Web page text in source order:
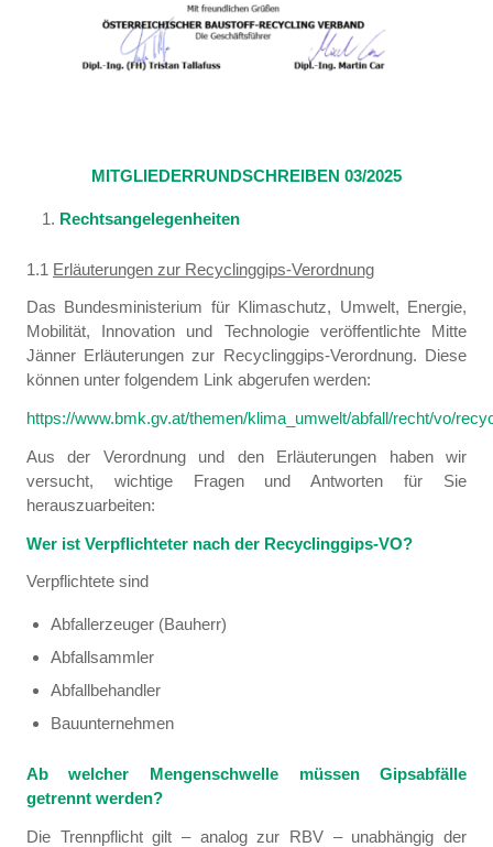
MITGLIEDERRUNDSCHREIBEN 03/2025
Rechtsangelegenheiten
1.1 Erläuterungen zur Recyclinggips-Verordnung
Das Bundesministerium für Klimaschutz, Umwelt, Energie,
Mobilität, Innovation und Technologie veröffentlichte Mitte
Jänner Erläuterungen zur Recyclinggips-Verordnung. Diese
können unter folgendem Link abgerufen werden:
https://www.bmk.gv.at/themen/klima_umwelt/abfall/recht/vo/
Aus der Verordnung und den Erläuterungen haben wir
versucht, wichtige Fragen und Antworten für Sie
herauszuarbeiten:
Wer ist Verpflichteter nach der Recyclinggips-VO?
Verpflichtete sind
Abfallerzeuger (Bauherr)
Abfallsammler
Abfallbehandler
Bauunternehmen
Ab welcher Mengenschwelle müssen Gipsabfälle
getrennt werden?
Die Trennpflicht gilt – analog zur RBV – unabhängig der